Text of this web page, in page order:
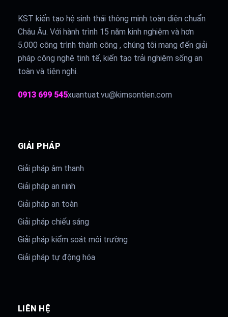
KST kiến tạo hệ sinh thái thông minh toàn diện chuẩn
Châu Âu. Với hành trình 15 năm kinh nghiệm và hơn
5.000 công trình thành công , chúng tôi mang đến giải
pháp công nghệ tinh tế, kiến tạo trải nghiệm sống an
toàn và tiện nghi.
0913 699 545xuantuat.vu@kimsontien.com
GIẢI PHÁP
Giải pháp âm thanh
Giải pháp an ninh
Giải pháp an toàn
Giải pháp chiếu sáng
Giải pháp kiểm soát môi trường
Giải pháp tự động hóa
LIÊN HỆ